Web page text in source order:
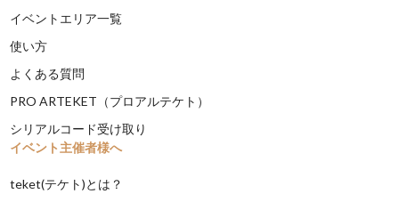
イベントエリア一覧
使い方
よくある質問
PRO ARTEKET（プロアルテケト）
シリアルコード受け取り
イベント主催者様へ
teket(テケト)とは？